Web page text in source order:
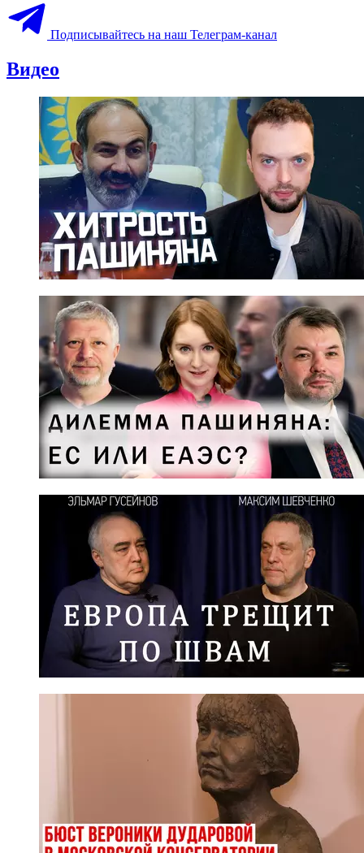
Подписывайтесь на наш Телеграм-канал
Видео